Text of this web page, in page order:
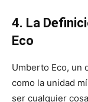
4. La
Eco
Umberto Eco, un
como la unidad
ser cualquier